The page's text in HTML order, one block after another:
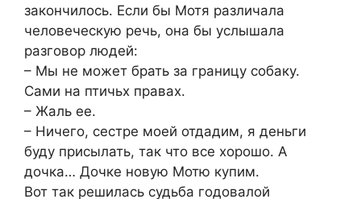
закончилось. Если бы Мотя различала
человеческую речь, она бы услышала
разговор людей:
– Мы не может брать за границу собаку.
Сами на птичьх правах.
– Жаль ее.
– Ничего, сестре моей отдадим, я деньги
буду присылать, так что все хорошо. А
дочка… Дочке новую Мотю купим.
Вот так решилась судьба годовалой